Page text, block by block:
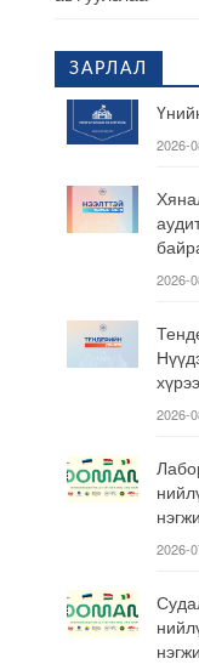
ЗАРЛАЛ
2026-
2026-
2026-
2026-